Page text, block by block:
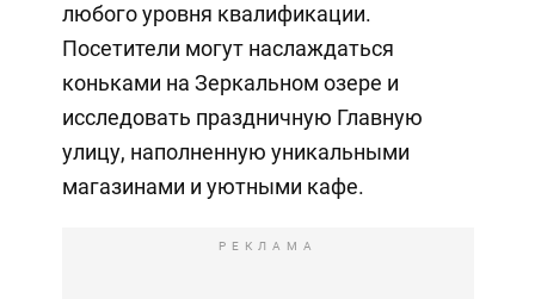
любого уровня квалификации.
Посетители могут наслаждаться
коньками на Зеркальном озере и
исследовать праздничную Главную
улицу, наполненную уникальными
магазинами и уютными кафе.
РЕКЛАМА